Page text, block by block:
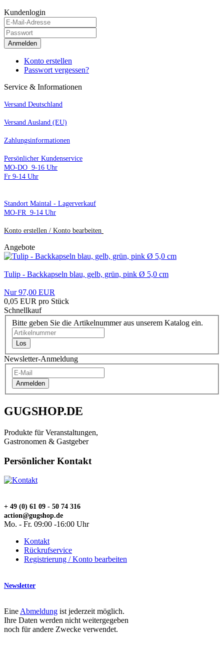
Kundenlogin
Anmelden
Konto erstellen
Passwort vergessen?
Service & Informationen
Versand Deutschland
Versand Ausland (EU)
Zahlungsinformationen
Persönlicher Kundenservice
MO-DO 9-16 Uhr
Fr 9-14 Uhr
Standort Maintal - Lagerverkauf
MO-FR 9-14 Uhr
Konto erstellen / Konto bearbeiten
Angebote
Tulip - Backkapseln blau, gelb, grün, pink Ø 5,0 cm
Nur 97,00 EUR
0,05 EUR pro Stück
Schnellkauf
Bitte geben Sie die Artikelnummer aus unserem Katalog ein.
Los
Newsletter-Anmeldung
Anmelden
GUGSHOP.DE
Produkte für Veranstaltungen,
Gastronomen & Gastgeber
Persönlicher Kontakt
+ 49 (0) 61 09 - 50 74 316
action@gugshop.de
Mo. - Fr. 09:00 -16:00 Uhr
Kontakt
Rückrufservice
Registrierung / Konto bearbeiten
Newsletter
Eine Abmeldung ist jederzeit möglich.
Ihre Daten werden nicht weitergegeben
noch für andere Zwecke verwendet.